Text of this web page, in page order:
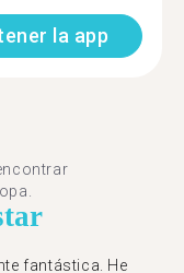
la app
fantástica. He